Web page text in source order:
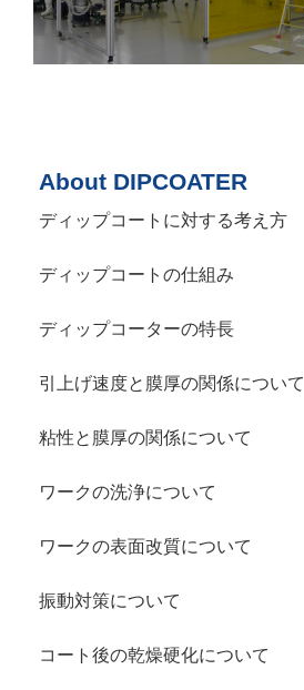
About DIPCOATER
ディップコートに対する考え方
ディップコートの仕組み
ディップコーターの特長
引上げ速度と膜厚の関係について
粘性と膜厚の関係について
ワークの洗浄について
ワークの表面改質について
振動対策について
コート後の乾燥硬化について